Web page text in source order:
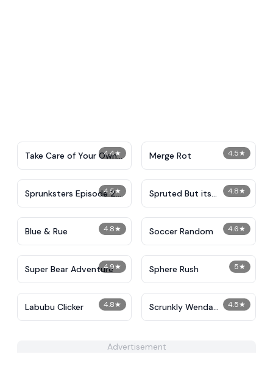
4.4★
Take Care of Your Own
Shadow Milk
4.5★
Merge Rot
4.5★
Sprunksters Episode 2:
The Cave
4.8★
Spruted But its
Sprunked
4.8★
Blue & Rue 4.6★
Soccer Random
4.9★
Super Bear Adventure 5★
Sphere Rush
4.8★
Labubu Clicker 4.5★
Scrunkly Wenda
Treatment
Advertisement